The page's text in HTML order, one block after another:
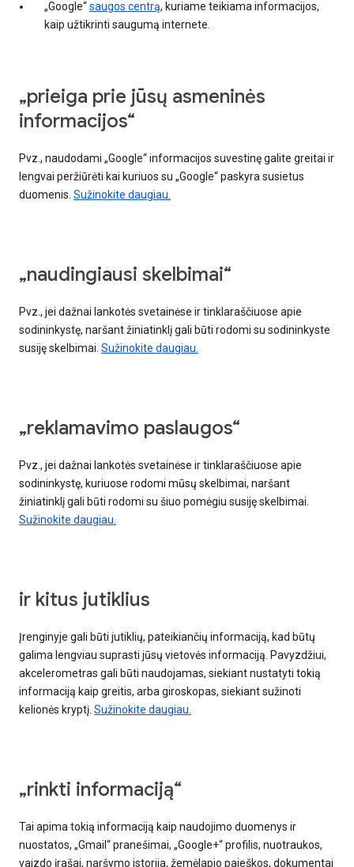
„Google“saugos centrą, kuriame teikiama informacijos,
kaip užtikrinti saugumą internete.
„prieiga prie jūsų asmeninės
informacijos“
Pvz., naudodami „Google“ informacijos suvestinę galite greitai ir
lengvai peržiūrėti kai kuriuos su „Google“ paskyra susietus
duomenis. Sužinokite daugiau.
„naudingiausi skelbimai“
Pvz., jei dažnai lankotės svetainėse ir tinklaraščiuose apie
sodininkystę, naršant žiniatinklį gali būti rodomi su sodininkyste
susiję skelbimai. Sužinokite daugiau.
„reklamavimo paslaugos“
Pvz., jei dažnai lankotės svetainėse ir tinklaraščiuose apie
sodininkystę, kuriuose rodomi mūsų skelbimai, naršant
žiniatinklį gali būti rodomi su šiuo pomėgiu susiję skelbimai.
Sužinokite daugiau.
ir kitus jutiklius
Įrenginyje gali būti jutiklių, pateikiančių informaciją, kad būtų
galima lengviau suprasti jūsų vietovės informaciją. Pavyzdžiui,
akcelerometras gali būti naudojamas, siekiant nustatyti tokią
informaciją kaip greitis, arba giroskopas, siekiant sužinoti
kelionės kryptį. Sužinokite daugiau.
„rinkti informaciją“
Tai apima tokią informaciją kaip naudojimo duomenys ir
nuostatos, „Gmail“ pranešimai, „Google+“ profilis, nuotraukos,
vaizdo įrašai, naršymo istorija, žemėlapio paieškos, dokumentai